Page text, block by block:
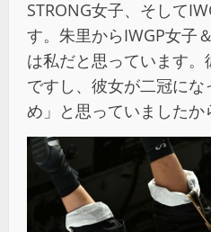
STRONG女子、そして
す。朱里からIWGP女子
は私だと思っています
ですし、彼女が二冠に
め」と思っていましたか